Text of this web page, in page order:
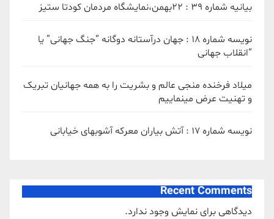
بیانیه شماره 39 : ۲۲بهمن،نمایشگاه مردمان کودتا ستیز
نویسه شماره 18 : جهان درآستانه دوگانه “جنگ جهانی” یا
“انقلاب جهانی
میلاد فرخنده منجی عالم و بشریت را به همه جهانیان تبریک
و تهنیت عرض مینماییم
نویسه شماره 17 : آتش بیاران معرکه آشوبهای خیابانی
Recent Comments
دیدگاهی برای نمایش وجود ندارد.